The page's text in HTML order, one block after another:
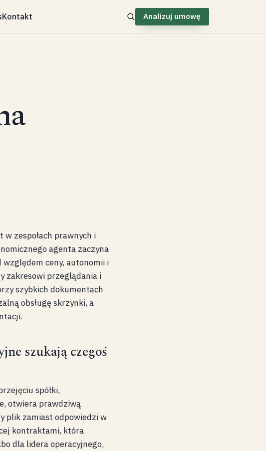
zespołach prawnych i
agenta zaczyna
względem ceny, autonomii i
zakresowi przeglądania i
szybkich dokumentach
obsługę skrzynki, a
szukają czegoś
spółki,
otwiera prawdziwą
plik zamiast odpowiedzi w
kontraktami, która
dla lidera operacyjnego,
Kontakt Analizuj umowę